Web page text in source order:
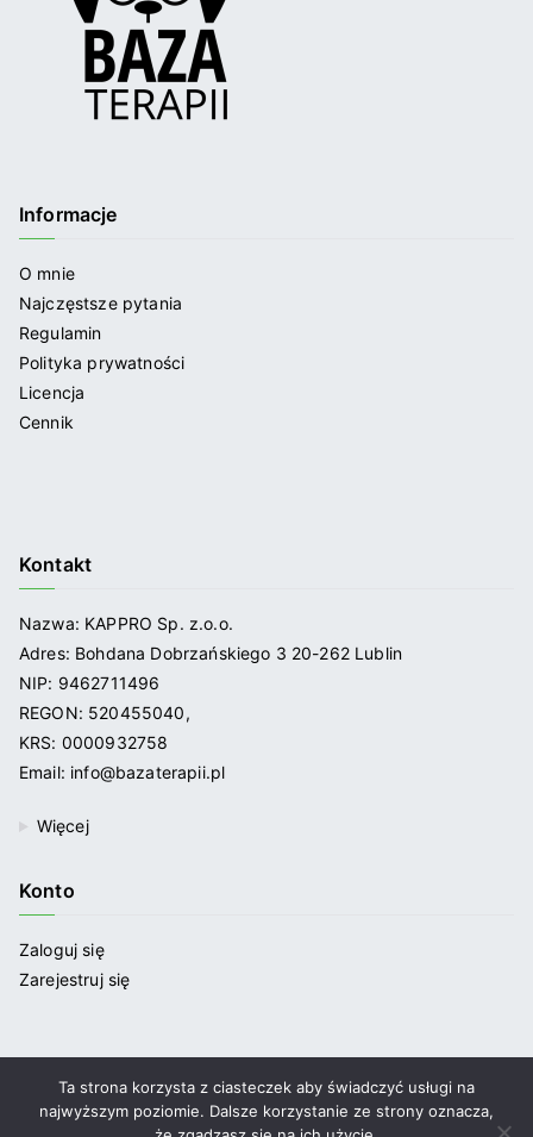
Informacje
O mnie
Najczęstsze pytania
Regulamin
Polityka prywatności
Licencja
Cennik
Kontakt
Nazwa: KAPPRO Sp. z.o.o.
Adres: Bohdana Dobrzańskiego 3 20-262 Lublin
NIP: 9462711496
REGON: 520455040,
KRS: 0000932758
Email: info@bazaterapii.pl
Więcej
Konto
Zaloguj się
Zarejestruj się
Ta strona korzysta z ciasteczek aby świadczyć usługi na
najwyższym poziomie. Dalsze korzystanie ze strony oznacza,